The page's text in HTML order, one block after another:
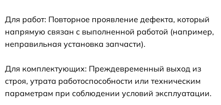
Для работ: Повторное проявление дефекта, который
напрямую связан с выполненной работой (например,
неправильная установка запчасти).
Для комплектующих: Преждевременный выход из
строя, утрата работоспособности или техническим
параметрам при соблюдении условий эксплуатации.